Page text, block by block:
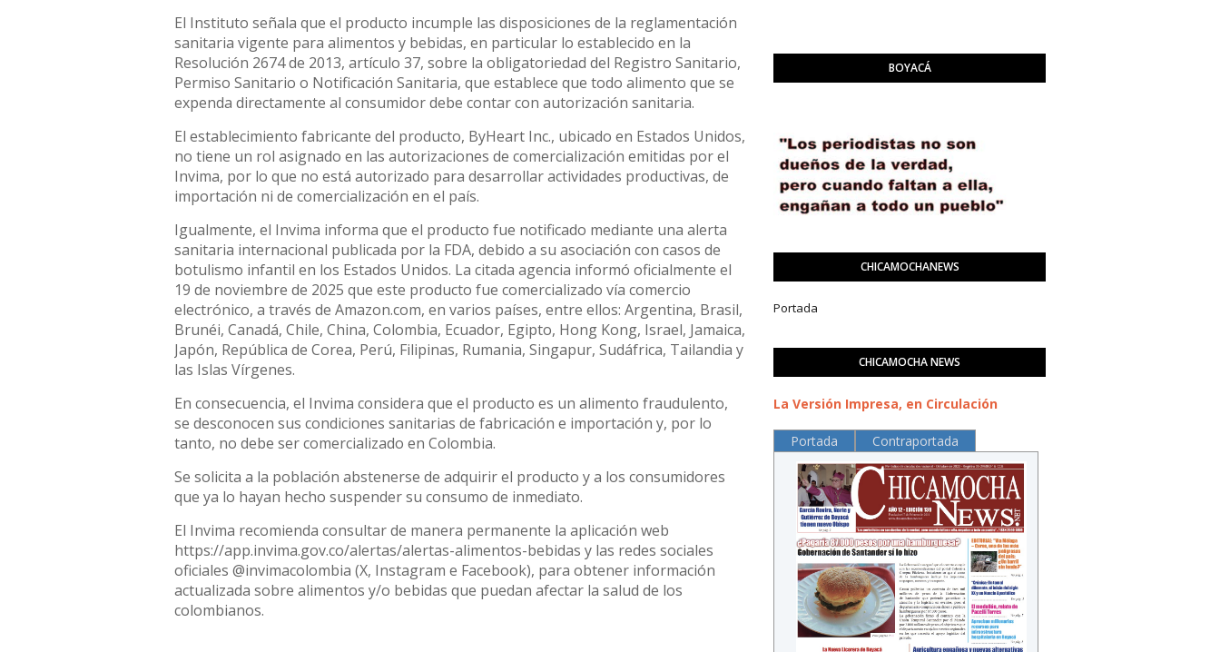
El Instituto señala que el producto incumple las disposiciones de la reglamentación
sanitaria vigente para alimentos y bebidas, en particular lo establecido en la
Resolución 2674 de 2013, artículo 37, sobre la obligatoriedad del Registro Sanitario,
Permiso Sanitario o Notificación Sanitaria, que establece que todo alimento que se
expenda directamente al consumidor debe contar con autorización sanitaria.
El establecimiento fabricante del producto, ByHeart Inc., ubicado en Estados Unidos,
no tiene un rol asignado en las autorizaciones de comercialización emitidas por el
Invima, por lo que no está autorizado para desarrollar actividades productivas, de
importación ni de comercialización en el país.
Igualmente, el Invima informa que el producto fue notificado mediante una alerta
sanitaria internacional publicada por la FDA, debido a su asociación con casos de
botulismo infantil en los Estados Unidos. La citada agencia informó oficialmente el
19 de noviembre de 2025 que este producto fue comercializado vía comercio
electrónico, a través de Amazon.com, en varios países, entre ellos: Argentina, Brasil,
Brunéi, Canadá, Chile, China, Colombia, Ecuador, Egipto, Hong Kong, Israel, Jamaica,
Japón, República de Corea, Perú, Filipinas, Rumania, Singapur, Sudáfrica, Tailandia y
las Islas Vírgenes.
En consecuencia, el Invima considera que el producto es un alimento fraudulento,
se desconocen sus condiciones sanitarias de fabricación e importación y, por lo
tanto, no debe ser comercializado en Colombia.
Se solicita a la población abstenerse de adquirir el producto y a los consumidores
que ya lo hayan hecho suspender su consumo de inmediato.
El Invima recomienda consultar de manera permanente la aplicación web
https://app.invima.gov.co/alertas/alertas-alimentos-bebidas y las redes sociales
oficiales @invimacolombia (X, Instagram e Facebook), para obtener información
actualizada sobre alimentos y/o bebidas que puedan afectar la salud de los
colombianos.
BOYACÁ
CHICAMOCHANEWS
Portada
CHICAMOCHA NEWS
La Versión Impresa, en Circulación
Portada Contraportada